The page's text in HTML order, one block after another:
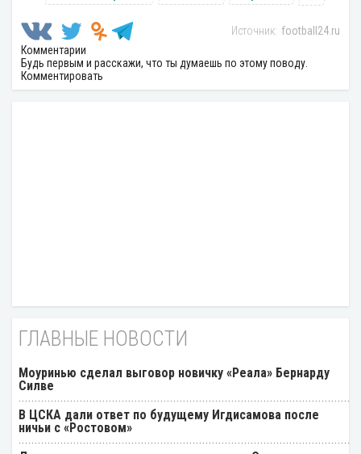
football24.ru
Комментарии
Будь первым и расскажи, что ты думаешь по этому поводу.
Комментировать
ГЛАВНЫЕ НОВОСТИ
Моуринью сделал выговор новичку «Реала» Бернарду
Силве
В ЦСКА дали ответ по будущему Игдисамова после
ничьи с «Ростовом»